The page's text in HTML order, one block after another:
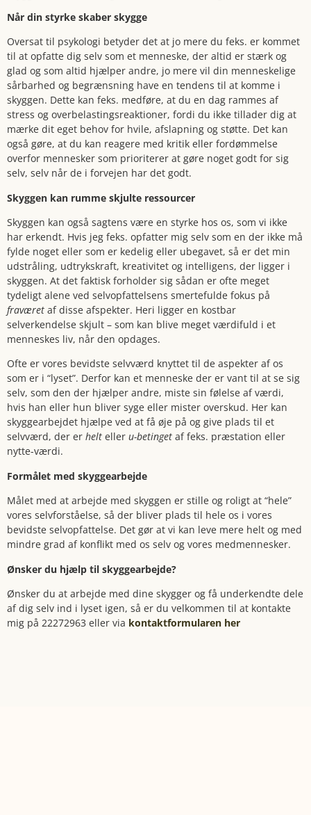
Når din styrke skaber skygge
Oversat til psykologi betyder det at jo mere du feks. er kommet
til at opfatte dig selv som et menneske, der altid er stærk og
glad og som altid hjælper andre, jo mere vil din menneskelige
sårbarhed og begrænsning have en tendens til at komme i
skyggen. Dette kan feks. medføre, at du en dag rammes af
stress og overbelastingsreaktioner, fordi du ikke tillader dig at
mærke dit eget behov for hvile, afslapning og støtte. Det kan
også gøre, at du kan reagere med kritik eller fordømmelse
overfor mennesker som prioriterer at gøre noget godt for sig
selv, selv når de i forvejen har det godt.
Skyggen kan rumme skjulte ressourcer
Skyggen kan også sagtens være en styrke hos os, som vi ikke
har erkendt. Hvis jeg feks. opfatter mig selv som en der ikke må
fylde noget eller som er kedelig eller ubegavet, så er det min
udstråling, udtrykskraft, kreativitet og intelligens, der ligger i
skyggen. At det faktisk forholder sig sådan er ofte meget
tydeligt alene ved selvopfattelsens smertefulde fokus på
fraværet af disse afspekter. Heri ligger en kostbar
selverkendelse skjult – som kan blive meget værdifuld i et
menneskes liv, når den opdages.
Ofte er vores bevidste selvværd knyttet til de aspekter af os
som er i “lyset”. Derfor kan et menneske der er vant til at se sig
selv, som den der hjælper andre, miste sin følelse af værdi,
hvis han eller hun bliver syge eller mister overskud. Her kan
skyggearbejdet hjælpe ved at få øje på og give plads til et
selvværd, der er helt eller u-betinget af feks. præstation eller
nytte-værdi.
Formålet med skyggearbejde
Målet med at arbejde med skyggen er stille og roligt at “hele”
vores selvforståelse, så der bliver plads til hele os i vores
bevidste selvopfattelse. Det gør at vi kan leve mere helt og med
mindre grad af konflikt med os selv og vores medmennesker.
Ønsker du hjælp til skyggearbejde?
Ønsker du at arbejde med dine skygger og få underkendte dele
af dig selv ind i lyset igen, så er du velkommen til at kontakte
mig på 22272963 eller via kontaktformularen her